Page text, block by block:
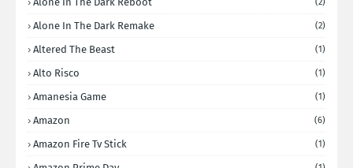
Alone In The Dark Remake (2)
Altered The Beast (1)
Alto Risco (1)
Amanesia Game (1)
Amazon (6)
Amazon Fire Tv Stick (1)